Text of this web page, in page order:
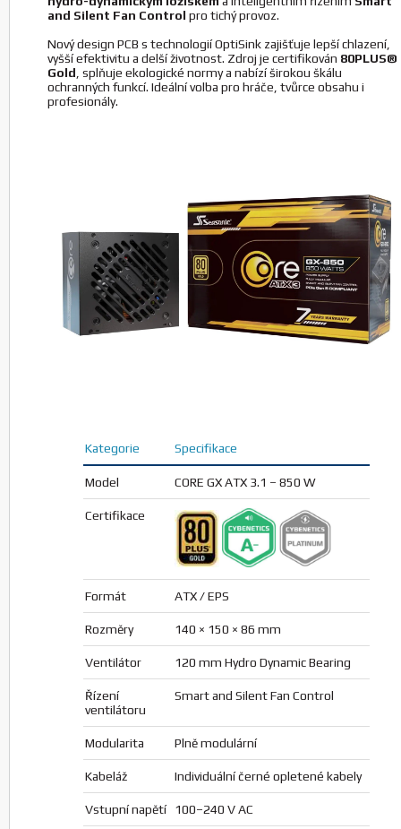
Výrobce: SEASONIC
ks. Koupit
and Silent Fan Control pro tichý provoz.
Nový design PCB s technologií OptiSink zajišťuje lepší chlazení,
vyšší efektivitu a delší životnost. Zdroj je certifikován 80PLUS®
Gold , splňuje ekologické normy a nabízí širokou škálu
ochranných funkcí. Ideální volba pro hráče, tvůrce obsahu i
profesionály.
Kategorie Specifikace
Model CORE GX ATX 3.1 – 850 W
Certifikace
Formát ATX / EPS
Rozměry 140 × 150 × 86 mm
Ventilátor 120 mm Hydro Dynamic Bearing
Řízení
ventilátoru
Smart and Silent Fan Control
Modularita Plně modulární
Kabeláž Individuální černé opletené kabely
Vstupní napětí 100–240 V AC